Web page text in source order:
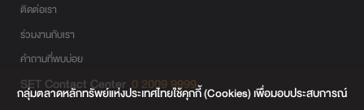
ติดต่อเรา
ร่วมงานกับเรา
คำถามที่พบบ่อย
SET Contact Center 0 2009 9999
กลุ่มตลาดหลักทรัพย์แห่งประเทศไทยใช้คุกกี้ (Cookies) เพื่อมอบประสบการณ์